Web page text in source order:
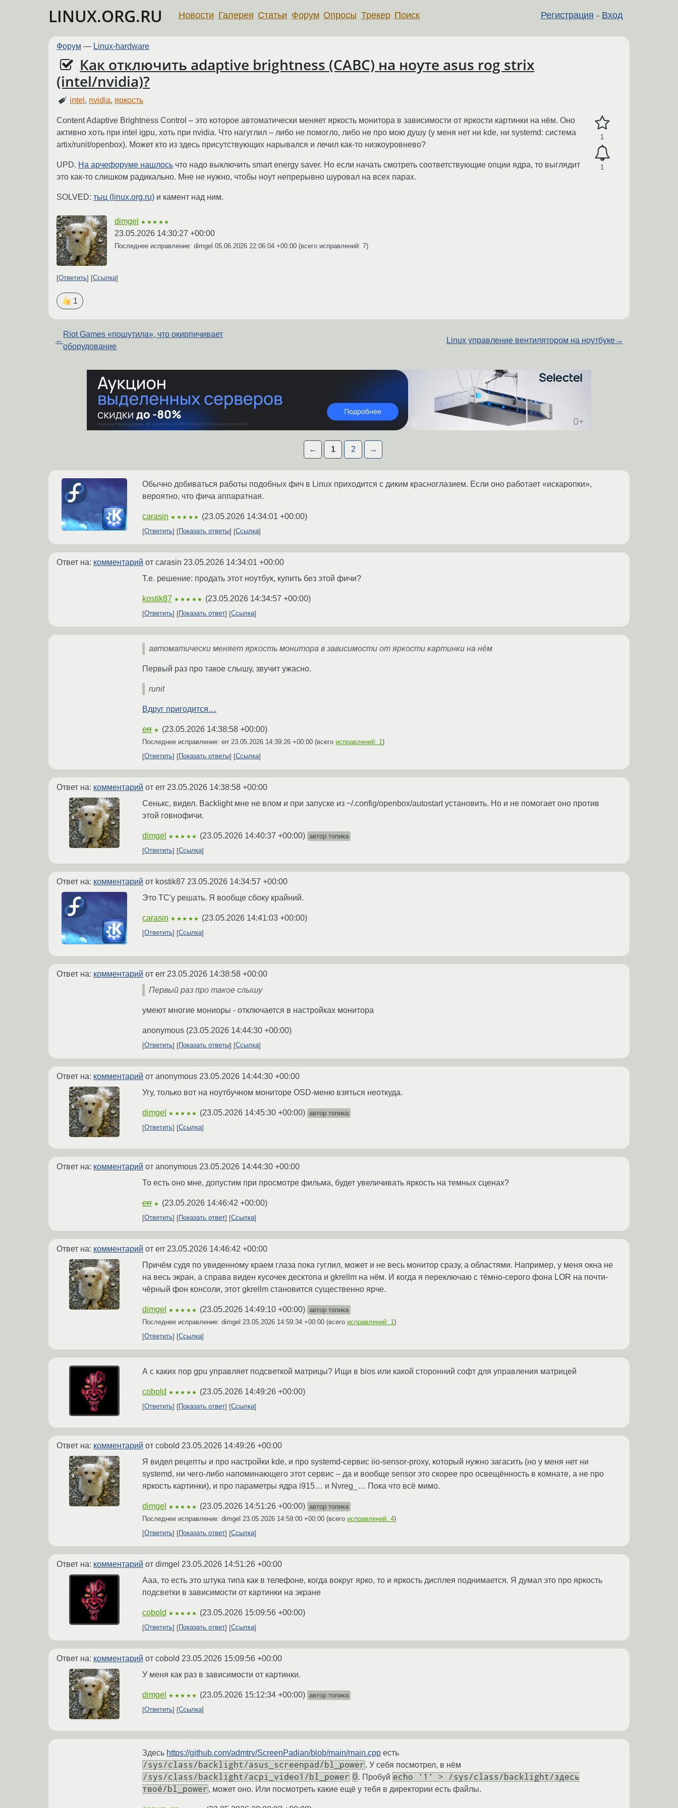
LINUX.ORG.RU Регистрация - Вход
Новости Галерея Статьи Форум Опросы Трекер Поиск
Форум — Linux-hardware
Как отключить adaptive brightness (CABC) на ноуте asus rog strix
(intel/nvidia)?
intel , nvidia, яркость
1
1
Content Adaptive Brightness Control – это которое автоматически меняет яркость монитора в зависимости от яркости картинки на нём. Оно
активно хоть при intel igpu, хоть при nvidia. Что нагуглил – либо не помогло, либо не про мою душу (у меня нет ни kde, ни systemd: система
artix/runit/openbox). Может кто из здесь присутствующих нарывался и лечил как-то низкоуровнево?
UPD. На арчефоруме нашлось что надо выключить smart energy saver. Но если начать смотреть соответствующие опции ядра, то выглядит
это как-то слишком радикально. Мне не нужно, чтобы ноут непрерывно шуровал на всех парах.
SOLVED: тыц (linux.org.ru) и камент над ним.
dimgel ★★★★★
23.05.2026 14:30:27 +00:00
Последнее исправление: dimgel 05.06.2026 22:06:04 +00:00 (всего исправлений: 7)
Ответить Ссылка
1
←
Riot Games «пошутила», что окирпичивает
оборудование
Linux управление вентилятором на ноутбуке→
← 1 2 →
Обычно добиваться работы подобных фич в Linux приходится с диким красноглазием. Если оно работает «искаропки»,
вероятно, что фича аппаратная.
carasin ★★★★★ (23.05.2026 14:34:01 +00:00)
Ответить Показать ответы Ссылка
Ответ на: комментарий от carasin 23.05.2026 14:34:01 +00:00
Т.е. решение: продать этот ноутбук, купить без этой фичи?
kostik87 ★★★★★ (23.05.2026 14:34:57 +00:00)
Ответить Показать ответ Ссылка
автоматически меняет яркость монитора в зависимости от яркости картинки на нём
Первый раз про такое слышу, звучит ужасно.
runit
Вдруг пригодится…
err ★ (23.05.2026 14:38:58 +00:00)
Последнее исправление: err 23.05.2026 14:39:26 +00:00 (всего исправлений: 1)
Ответить
Показать ответы Ссылка
Ответ на: комментарий от err 23.05.2026 14:38:58 +00:00
Сенькс, видел. Backlight мне не влом и при запуске из ~/.config/openbox/autostart установить. Но и не помогает оно против
этой говнофичи.
dimgel ★★★★★ (23.05.2026 14:40:37 +00:00) автор топика
Ответить
Ссылка
Ответ на: комментарий от kostik87 23.05.2026 14:34:57 +00:00
Это ТС'у решать. Я вообще сбоку крайний.
carasin ★★★★★ (23.05.2026 14:41:03 +00:00)
Ответить Ссылка
Ответ на: комментарий от err 23.05.2026 14:38:58 +00:00
Первый раз про такое слышу
умеют многие мониоры - отключается в настройках монитора
anonymous (23.05.2026 14:44:30 +00:00)
Ответить Показать ответы Ссылка
Ответ на: комментарий от anonymous 23.05.2026 14:44:30 +00:00
Угу, только вот на ноутбучном мониторе OSD-меню взяться неоткуда.
dimgel ★★★★★ (23.05.2026 14:45:30 +00:00) автор топика
Ответить
Ссылка
Ответ на: комментарий от anonymous 23.05.2026 14:44:30 +00:00
То есть оно мне, допустим при просмотре фильма, будет увеличивать яркость на темных сценах?
err ★ (23.05.2026 14:46:42 +00:00)
Ответить Показать ответ Ссылка
Ответ на: комментарий от err 23.05.2026 14:46:42 +00:00
Причём судя по увиденному краем глаза пока гуглил, может и не весь монитор сразу, а областями. Например, у меня окна не
на весь экран, а справа виден кусочек десктопа и gkrellm на нём. И когда я переключаю с тёмно-серого фона LOR на почти-
чёрный фон консоли, этот gkrellm становится существенно ярче.
dimgel ★★★★★ (23.05.2026 14:49:10 +00:00) автор топика
Последнее исправление: dimgel 23.05.2026 14:59:34 +00:00 (всего исправлений: 1)
Ответить
Ссылка
А с каких пор gpu управляет подсветкой матрицы? Ищи в bios или какой сторонний софт для управления матрицей
cobold ★★★★★ (23.05.2026 14:49:26 +00:00)
Ответить Показать ответ Ссылка
Ответ на: комментарий от cobold 23.05.2026 14:49:26 +00:00
Я видел рецепты и про настройки kde, и про systemd-сервис iio-sensor-proxy, который нужно загасить (но у меня нет ни
systemd, ни чего-либо напоминающего этот сервис – да и вообще sensor это скорее про освещённость в комнате, а не про
яркость картинки), и про параметры ядра i915… и Nvreg_… Пока что всё мимо.
dimgel ★★★★★ (23.05.2026 14:51:26 +00:00) автор топика
Последнее исправление: dimgel 23.05.2026 14:59:00 +00:00 (всего исправлений: 4)
Ответить
Показать ответ Ссылка
Ответ на: комментарий от dimgel 23.05.2026 14:51:26 +00:00
Ааа, то есть это штука типа как в телефоне, когда вокруг ярко, то и яркость дисплея поднимается. Я думал это про яркость
подсветки в зависимости от картинки на экране
cobold ★★★★★ (23.05.2026 15:09:56 +00:00)
Ответить Показать ответ Ссылка
Ответ на: комментарий от cobold 23.05.2026 15:09:56 +00:00
У меня как раз в зависимости от картинки.
dimgel ★★★★★ (23.05.2026 15:12:34 +00:00) автор топика
Ответить
Ссылка
Здесь https://github.com/admtrv/ScreenPadian/blob/main/main.cpp есть
/sys/class/backlight/asus_screenpad/bl_power . У себя посмотрел, в нём
/sys/class/backlight/acpi_video1/bl_power 0. Пробуй echo '1' > /sys/class/backlight/здесь
твоё/bl_power , может оно. Или посмотреть какие ещё у тебя в директории есть файлы.